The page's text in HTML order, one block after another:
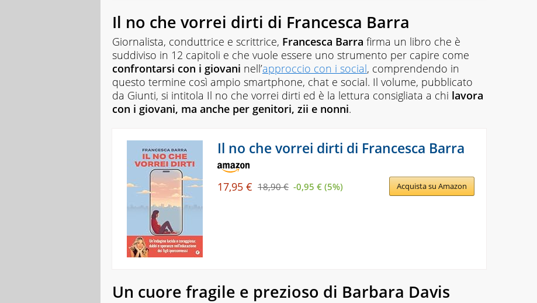
Il no che vorrei dirti di Francesca Barra
Giornalista, conduttrice e scrittrice, Francesca Barra firma un libro che è
suddiviso in 12 capitoli e che vuole essere uno strumento per capire come
confrontarsi con i giovani nell’approccio con i social, comprendendo in
questo termine così ampio smartphone, chat e social. Il volume, pubblicato
da Giunti, si intitola Il no che vorrei dirti ed è la lettura consigliata a chi lavora
con i giovani, ma anche per genitori, zii e nonni.
Il no che vorrei dirti di Francesca Barra
17,95 € 18,90 € -0,95 € (5%) Acquista su Amazon
Un cuore fragile e prezioso di Barbara Davis